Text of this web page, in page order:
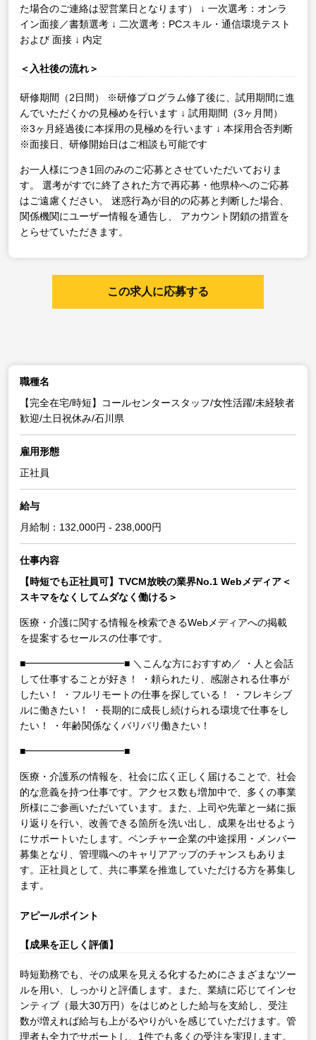
た場合のご連絡は翌営業日となります）
↓ 一次選考：オンラ
イン面接／書類選考 ↓ 二次選考：PCスキル・通信環境テスト
および 面接 ↓ 内定
＜入社後の流れ＞
研修期間（2日間）
※研修プログラム修了後に、試用期間に進
んでいただくかの見極めを行います ↓ 試用期間（3ヶ月間）
※3ヶ月経過後に本採用の見極めを行います ↓ 本採用合否判断
※面接日、研修開始日はご相談も可能です
お一人様につき1回のみのご応募とさせていただいておりま
す。
選考がすでに終了された方で再応募・他県枠へのご応募
はご遠慮ください。
迷惑行為が目的の応募と判断した場合、
関係機関にユーザー情報を通告し、
アカウント閉鎖の措置を
とらせていただきます。
この求人に応募する
職種名
【完全在宅/時短】コールセンタースタッフ/女性活躍/未経験者
歓迎/土日祝休み/石川県
雇用形態
正社員
給与
月給制：132,000円 - 238,000円
仕事内容
【時短でも正社員可】TVCM放映の業界No.1 Webメディア＜
スキマをなくしてムダなく働ける＞
医療・介護に関する情報を検索できるWebメディアへの掲載
を提案するセールスの仕事です。
■━━━━━━━━━━■ ＼こんな方におすすめ／
・人と会話
して仕事することが好き！
・頼られたり、感謝される仕事が
したい！
・フルリモートの仕事を探している！
・フレキシブ
ルに働きたい！
・長期的に成長し続けられる環境で仕事をし
たい！
・年齢関係なくバリバリ働きたい！
■━━━━━━━━━━■
医療・介護系の情報を、社会に広く正しく届けることで、社会
的な意義を持つ仕事です。アクセス数も増加中で、多くの事業
所様にご参画いただいています。また、上司や先輩と一緒に振
り返りを行い、改善できる箇所を洗い出し、成果を出せるよう
にサポートいたします。ベンチャー企業の中途採用・メンバー
募集となり、管理職へのキャリアアップのチャンスもありま
す。正社員として、共に事業を推進していただける方を募集し
ます。
アピールポイント
【成果を正しく評価】
時短勤務でも、その成果を見える化するためにさまざまなツー
ルを用い、しっかりと評価します。また、業績に応じてインセ
ンティブ（最大30万円）をはじめとした給与を支給し、受注
数が増えれば給与も上がるやりがいを感じていただけます。管
理者も全力でサポートし、1件でも多くの受注を実現します。